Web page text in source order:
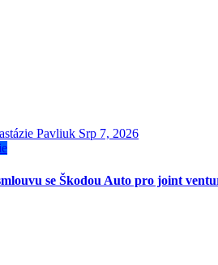
Pavliuk Srp 7, 2026
se Škodou Auto pro joint